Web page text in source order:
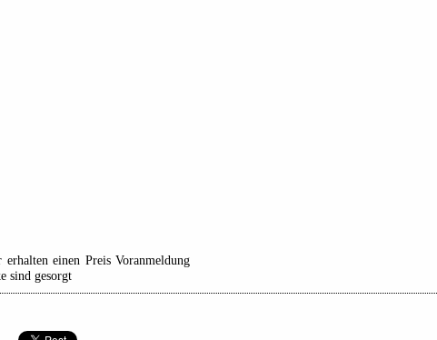
einen Preis Voranmeldung
sind gesorgt